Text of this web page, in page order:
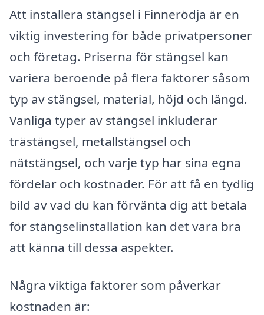
Att installera stängsel i Finnerödja är en
viktig investering för både privatpersoner
och företag. Priserna för stängsel kan
variera beroende på flera faktorer såsom
typ av stängsel, material, höjd och längd.
Vanliga typer av stängsel inkluderar
trästängsel, metallstängsel och
nätstängsel, och varje typ har sina egna
fördelar och kostnader. För att få en tydlig
bild av vad du kan förvänta dig att betala
för stängselinstallation kan det vara bra
att känna till dessa aspekter.
Några viktiga faktorer som påverkar
kostnaden är: